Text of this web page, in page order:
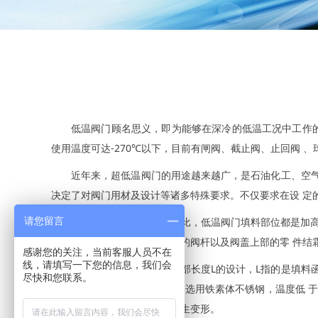
低温阀门顾名思义，即为能够在深冷的低温工况中工
使用温度可达-270℃以下，目前有闸阀、截止阀、止回阀 、
近年来，超低温阀门的用途越来越广，是石油化工、
决定了对阀门用材及设计等诸多特殊要求。不仅要求在设
低温阀阀门与常温阀门相比，低温阀门填料部位都是
部分过冷而使处在填料函部位的阀杆以及阀盖上部的零 件结
长颈阀盖的设计主要是颈部长度L的设计，L指的是填
法求得。 温度高于-100℃时可选用铁素体不锈钢，温度低
分的结构不会因温度变化而产生变形。
请您留言
感谢您的关注，当前客服人员不在
线，请填写一下您的信息，我们会
尽快和您联系。